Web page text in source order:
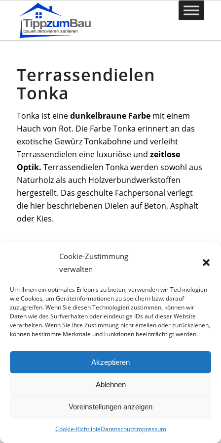
Cookie-Zustimmung
verwalten
Um Ihnen ein optimales Erlebnis zu bieten, verwenden wir Technologien
wie Cookies, um Geräteinformationen zu speichern bzw. darauf
zuzugreifen. Wenn Sie diesen Technologien zustimmen, können wir
Daten wie das Surfverhalten oder eindeutige IDs auf dieser Website
verarbeiten. Wenn Sie Ihre Zustimmung nicht erteilen oder zurückziehen,
können bestimmte Merkmale und Funktionen beeinträchtigt werden.
Akzeptieren
Ablehnen
Voreinstellungen anzeigen
Cookie-RichtlinieDatenschutzImpressum
Terrassendielen
Tonka
Tonka ist einedunkelbraune Farbemit einem
Hauch von Rot. Die Farbe Tonka erinnert an das
exotische Gewürz Tonkabohne und verleiht
Terrassendielen eine luxuriöse und zeitlose
Optik. Terrassendielen Tonka werden sowohl aus
Naturholz als auch Holzverbundwerkstoffen
hergestellt. Das geschulte Fachpersonal verlegt
die hier beschriebenen Dielen auf Beton, Asphalt
oder Kies.
AGB Datenschutz Impressum Fotonachweis
Jobs
Cookie-Richtlinie (EU)
Absturzsicherung für Fenster und Einbruchschutz
Alarmanlage
Bodengleiche und begehbare Duschen
Gasheizung